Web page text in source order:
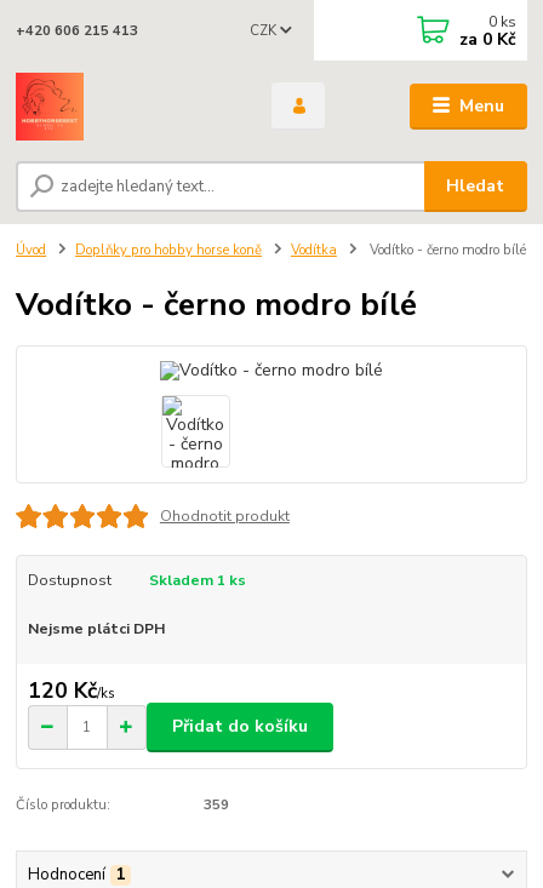
Menu
CZK
Hledat
+420 606 215 413 0 ks
za 0 Kč
Úvod Doplňky pro hobby horse koně Vodítka Vodítko - černo modro bílé
Vodítko - černo modro bílé
Ohodnotit produkt
Dostupnost Skladem 1 ks
Nejsme plátci DPH
120 Kč/ks
Přidat do košíku
Číslo produktu: 359
Hodnocení 1